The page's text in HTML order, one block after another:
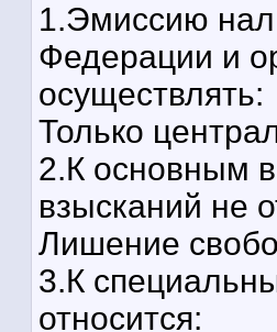
1.Эмиссию
Федерации и
осуществлять:
Только
2.К основным
взысканий не
Лишение
3.К
относится: